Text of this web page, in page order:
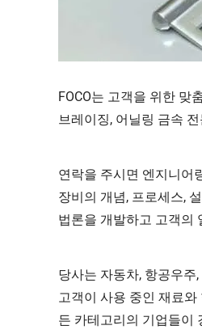
FOCO는 고객을 위한 맞
브레이징, 어닐링 금속
연락을 주시면 엔지니어
장비의 개념, 프로세스,
법론을 개발하고 고객의
당사는 자동차, 항공우
고객이 사용 중인 재료
든 카테고리의 기업들이